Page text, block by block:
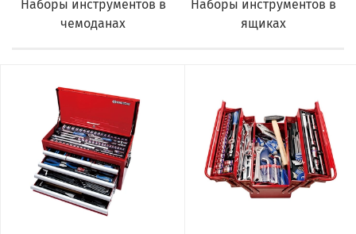
Наборы инструментов в
чемоданах
Наборы инструментов в
ящиках